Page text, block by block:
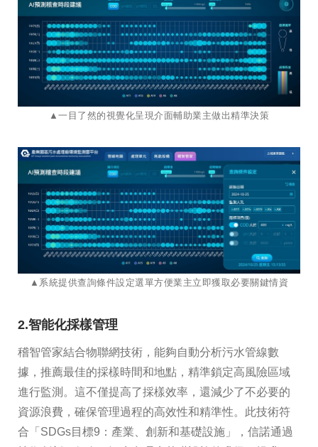
▲一目了然的視覺化呈現介面輔助業主做出精準決策
▲系統提供查詢條件設定選單方便業主立即獲取必要關鍵情資
2.智能化採樣管理
稽智管家結合物聯網技術，能夠自動分析污水管線數
據，推薦最佳的採樣時間和地點，精準鎖定高風險區域
進行監測。這不僅提高了採樣效率，還減少了不必要的
資源浪費，確保管理過程的高效性和精準性。此技術符
合「SDGs目標9：產業、創新和基礎設施」，信諾通過